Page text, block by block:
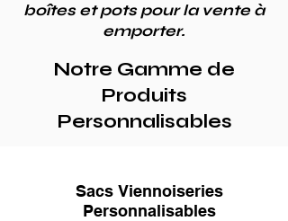
boîtes et pots pour la vente à
emporter.
Notre Gamme de
Produits
Personnalisables
Sacs Viennoiseries
Personnalisables